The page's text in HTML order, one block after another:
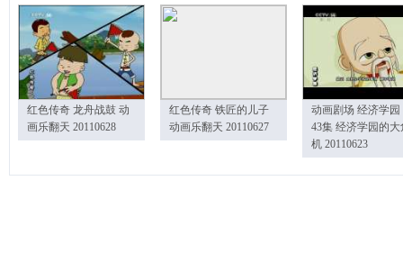
红色传奇 龙舟战鼓 动
画乐翻天 20110628
红色传奇 铁匠的儿子
动画乐翻天 20110627
动画剧场 经济学园
43集 经济学园的大
机 20110623